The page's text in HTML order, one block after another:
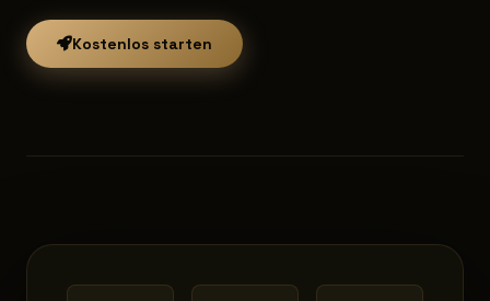
Kostenlos starten